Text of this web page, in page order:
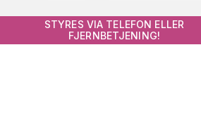
STYRES VIA TELEFON ELLER
FJERNBETJENING!